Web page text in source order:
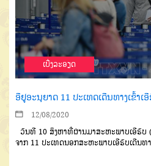
ເບີ່ງລະອຽດ
ອີຢູອະນຸຍາດ 11 ປະເທດເດີນທາງເຂົ້າເ
12/08/2020
ວັນທີ 10 ສິງຫາທີ່ຜ່ານມາສະຫະພາບເອີຣົບ (
ຈາກ 11 ປະເທດນອກສະຫະພາບເອີຣົບເດີນທ